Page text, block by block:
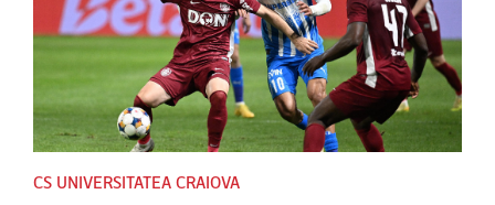
CS UNIVERSITATEA CRAIOVA